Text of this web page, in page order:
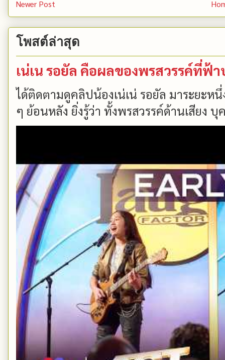
Newer Post
โพสต์ล่าสุด
เน่เน รอยัล คือผลของพรสวรรค์ที่ฟ้
ได้ติดตามดูคลิปน้องเน่เน่ รอยัล มาระยะห
ๆ ย้อนหลัง ยิ่งรู้ว่า ทั้งพรสวรรค์ด้านเสียง